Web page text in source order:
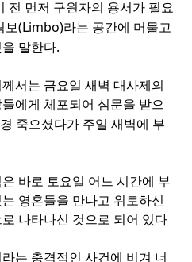
전 먼저 구원자의 용서가 필요
보(Limbo)라는 공간에 머물고
말한다.
서는 금요일 새벽 대사제의
에게 체포되어 심문을 받으
죽으셨다가 주일 새벽에 부
바로 토요일 어느 시간에 부
영혼들을 만나고 위로하신
나타나신 것으로 되어 있다
는 충격적인 사건에 비겨 너